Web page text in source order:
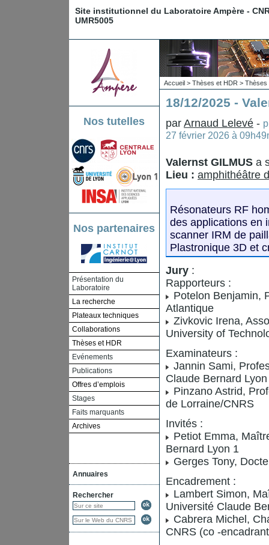
Site institutionnel du Laboratoire Ampère -
UMR5005
Nos tutelles
Nos partenaires
Présentation du
Laboratoire
La recherche
Plateaux techniques
Collaborations
Thèses et HDR
Evénements
Publications
Offres d’emplois
Stages
Faits marquants
Archives
Annuaires
Rechercher
Accueil > Thèses et HDR > Thèses
18/12/2025 -
par Arnaud Lelevé -
27 février 2026 à
Valernst GILMUS a
Lieu : amphithéâtre
Résonateurs RF
des applications en
scanner IRM de
Plastronique 3D et
Jury :
Rapporteurs :
Potelon Benjamin,
Atlantique
Zivkovic Irena,
University of
Examinateurs :
Jannin Sami,
Claude Bernard
Pinzano Astrid,
de Lorraine/CNRS
Invités :
Petiot Emma,
Bernard Lyon 1
Gerges Tony,
Encadrement :
Lambert Simon,
Université Claude
Cabrera Michel,
CNRS (co -